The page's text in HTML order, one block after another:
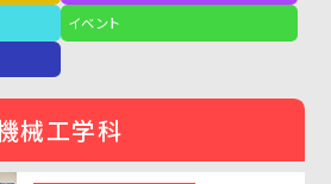
械工学科
イベント